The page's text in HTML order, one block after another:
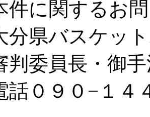
件に関するお
分県バスケッ
判委員長・御
話０９０−１４